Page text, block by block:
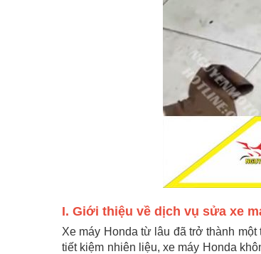
I. Giới thiệu về dịch vụ sửa xe
Xe máy Honda từ lâu đã trở thành
tiết kiệm nhiên liệu, xe máy Honda